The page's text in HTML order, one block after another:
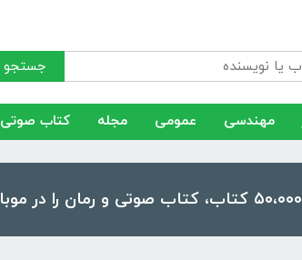
جستجو
مهندسی عمومی مجله کتاب صوتی